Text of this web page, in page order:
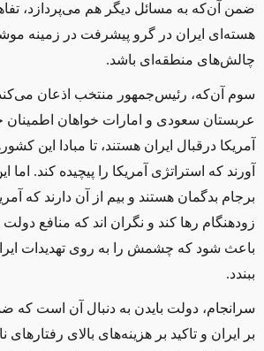
ضمن آن‌که به مسائل دیگر هم می‌پردازد،
هسته‌ای ایران در گرو پیشرفت در زمینه
چالش‌های منطقه‌ای باشد.
سوم آن‌که، رئیس‌جمهور منتخب اذعان می‌کند
عربستان سعودی و امارات خواهان اطمینان
آمریکا درقبال ایران هستند، تا مبادا این
آورند که استراتژی آمریکا را پیچیده کند.
برجام بدگمان هستند و بیم از آن دارند که
زودهنگام رها کند و نگران‌ اند که منافع دولت
باعث شود که چشمش را به روی تهدیدات
ببندد.
سرانجام، دولت بایدن به دنبال آن است که
بر ایران و تاکید بر هزینه‌های بالای